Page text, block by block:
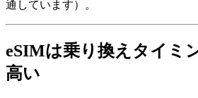
通しています）。
eSIMは乗り換えタイミ
高い